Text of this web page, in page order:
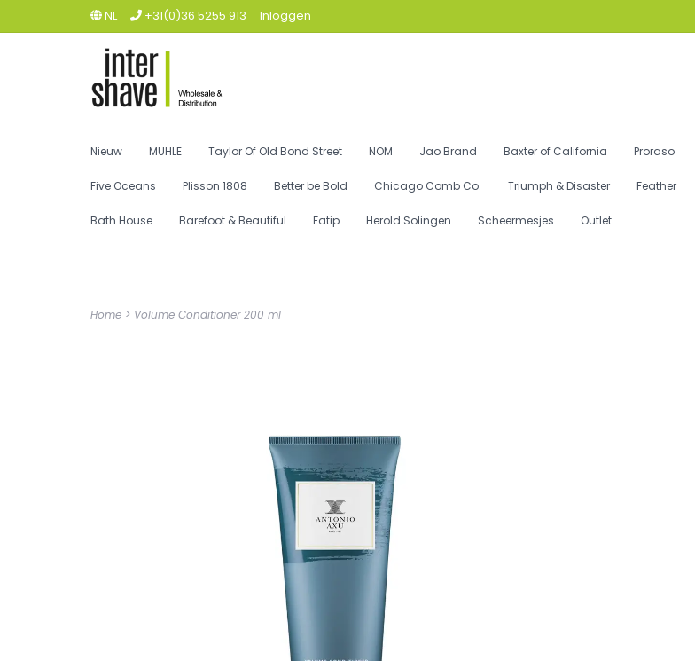
NL +31(0)36 5255 913 Inloggen
Nieuw MÜHLE Taylor Of Old Bond Street NOM Jao Brand Baxter of California Proraso
Five Oceans Plisson 1808 Better be Bold Chicago Comb Co. Triumph & Disaster Feather
Bath House Barefoot & Beautiful Fatip Herold Solingen Scheermesjes Outlet
Home > Volume Conditioner 200 ml